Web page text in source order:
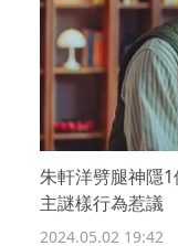
朱軒洋劈腿神隱
主謎樣行為惹議
2024.05.02 19:42